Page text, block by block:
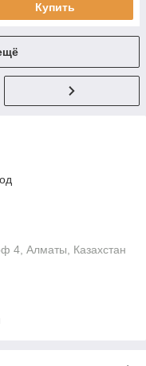
Купить
4, Алматы, Казахстан